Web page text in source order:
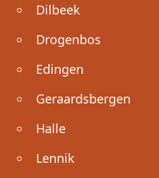
Dilbeek
Drogenbos
Edingen
Geraardsbergen
Halle
Lennik